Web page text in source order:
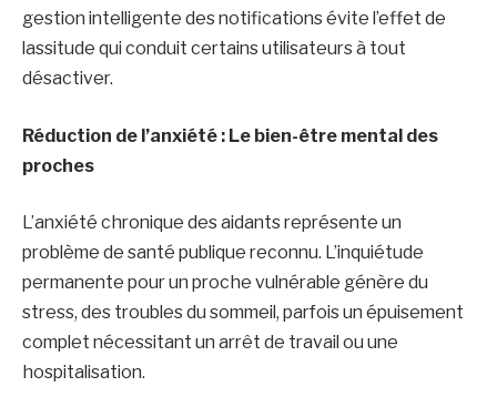
gestion intelligente des notifications évite l’effet de
lassitude qui conduit certains utilisateurs à tout
désactiver.
Réduction de l’anxiété : Le bien-être mental des
proches
L’anxiété chronique des aidants représente un
problème de santé publique reconnu. L’inquiétude
permanente pour un proche vulnérable génère du
stress, des troubles du sommeil, parfois un épuisement
complet nécessitant un arrêt de travail ou une
hospitalisation.